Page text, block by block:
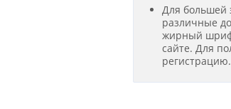
Для большей
различные
жирный
сайте. Для
регистрацию.